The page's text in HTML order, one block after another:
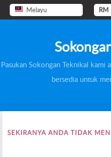
Melayu RM
Pasukan Sokongan Teknikal kami
bersedia untuk
SEKIRANYA ANDA TIDAK